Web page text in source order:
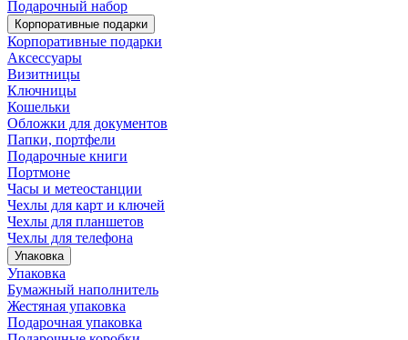
Подарочный набор
Корпоративные подарки
Корпоративные подарки
Аксессуары
Визитницы
Ключницы
Кошельки
Обложки для документов
Папки, портфели
Подарочные книги
Портмоне
Часы и метеостанции
Чехлы для карт и ключей
Чехлы для планшетов
Чехлы для телефона
Упаковка
Упаковка
Бумажный наполнитель
Жестяная упаковка
Подарочная упаковка